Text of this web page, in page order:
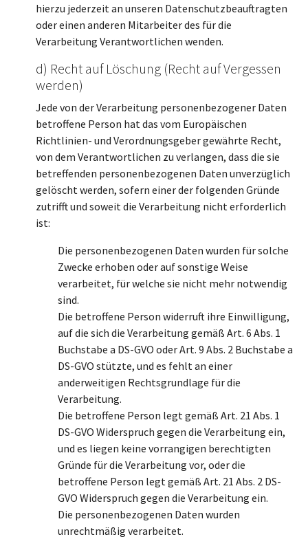
hierzu jederzeit an unseren Datenschutzbeauftragten
oder einen anderen Mitarbeiter des für die
Verarbeitung Verantwortlichen wenden.
d) Recht auf Löschung (Recht auf Vergessen
werden)
Jede von der Verarbeitung personenbezogener Daten
betroffene Person hat das vom Europäischen
Richtlinien- und Verordnungsgeber gewährte Recht,
von dem Verantwortlichen zu verlangen, dass die sie
betreffenden personenbezogenen Daten unverzüglich
gelöscht werden, sofern einer der folgenden Gründe
zutrifft und soweit die Verarbeitung nicht erforderlich
ist:
Die personenbezogenen Daten wurden für solche
Zwecke erhoben oder auf sonstige Weise
verarbeitet, für welche sie nicht mehr notwendig
sind.
Die betroffene Person widerruft ihre Einwilligung,
auf die sich die Verarbeitung gemäß Art. 6 Abs. 1
Buchstabe a DS-GVO oder Art. 9 Abs. 2 Buchstabe a
DS-GVO stützte, und es fehlt an einer
anderweitigen Rechtsgrundlage für die
Verarbeitung.
Die betroffene Person legt gemäß Art. 21 Abs. 1
DS-GVO Widerspruch gegen die Verarbeitung ein,
und es liegen keine vorrangigen berechtigten
Gründe für die Verarbeitung vor, oder die
betroffene Person legt gemäß Art. 21 Abs. 2 DS-
GVO Widerspruch gegen die Verarbeitung ein.
Die personenbezogenen Daten wurden
unrechtmäßig verarbeitet.